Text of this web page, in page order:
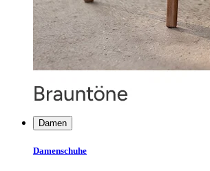
Damen
Damenschuhe